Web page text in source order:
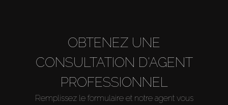
OBTENEZ UNE
CONSULTATION D'AGENT
PROFESSIONNEL
Remplissez le formulaire et notre agent vous